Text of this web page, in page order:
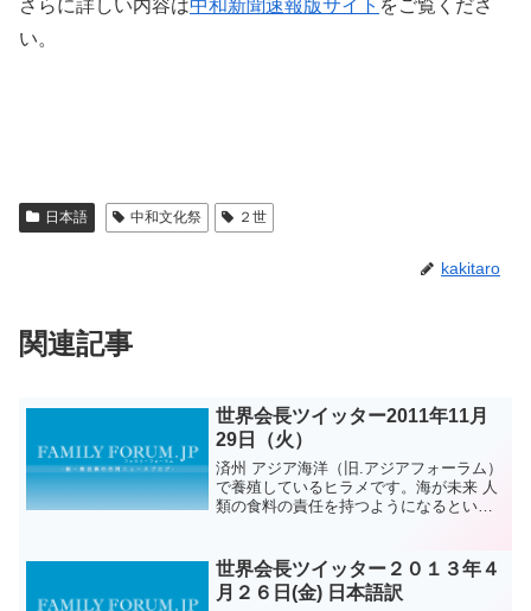
さらに詳しい内容は中和新聞速報版サイト をご覧くださ
い。
日本語 中和文化祭 ２世
kakitaro
関連記事
世界会長ツイッター2011年11月
29日（火）
済州 アジア海洋（旧.アジアフォーラム）
で養殖しているヒラメです。海が未来 人
類の食料の責任を持つようになるという
世界会長ツイッター２０１３年４
月２６日(金) 日本語訳